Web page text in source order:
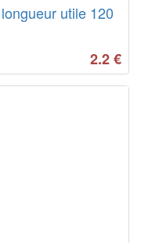
utile 120
2.2€